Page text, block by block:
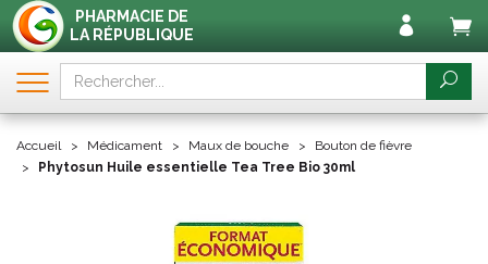
PHARMACIE DE
LA RÉPUBLIQUE
Accueil Médicament Maux de bouche
Bouton de fièvre
Phytosun Huile essentielle Tea Tree Bio 30ml